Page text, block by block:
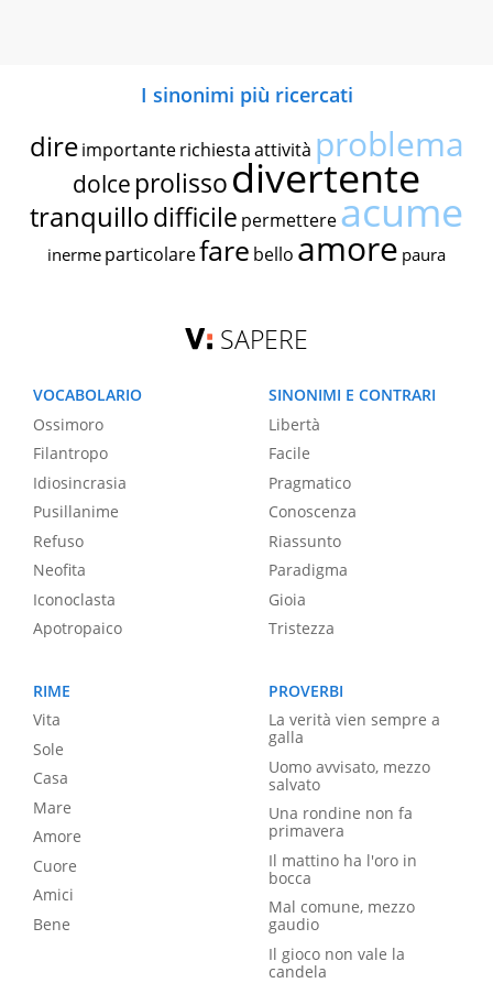
I sinonimi più ricercati
dire importante richiestaattività problema
dolce prolissodivertente
tranquillodifficile permettereacume
inerme particolarefare bello amore paura
SAPERE
VOCABOLARIO
Ossimoro
Filantropo
Idiosincrasia
Pusillanime
Refuso
Neofita
Iconoclasta
Apotropaico
SINONIMI E CONTRARI
Libertà
Facile
Pragmatico
Conoscenza
Riassunto
Paradigma
Gioia
Tristezza
RIME
Vita
Sole
Casa
Mare
Amore
Cuore
Amici
Bene
PROVERBI
La verità vien sempre a
galla
Uomo avvisato, mezzo
salvato
Una rondine non fa
primavera
Il mattino ha l'oro in
bocca
Mal comune, mezzo
gaudio
Il gioco non vale la
candela